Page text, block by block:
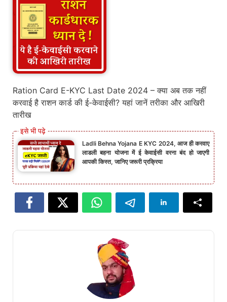
Ration Card E-KYC Last Date 2024 – क्या अब तक नहीं
करवाई है राशन कार्ड की ई-केवाईसी? यहां जानें तरीका और आखिरी
तारीख
Ladli Behna Yojana E KYC 2024, आज ही करवाए
लाडली बहना योजना में ई केवाईसी वरना बंद हो जाएगी
आपकी किस्त, जानिए जरूरी प्रक्रिया